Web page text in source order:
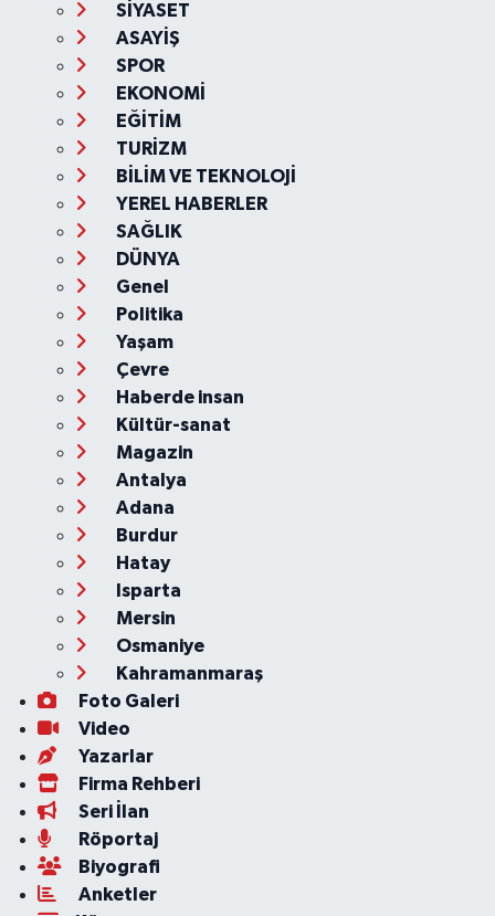
SİYASET
ASAYİŞ
SPOR
EKONOMİ
EĞİTİM
TURİZM
BİLİM VE TEKNOLOJİ
YEREL HABERLER
SAĞLIK
DÜNYA
Genel
Politika
Yaşam
Çevre
Haberde insan
Kültür-sanat
Magazin
Antalya
Adana
Burdur
Hatay
Isparta
Mersin
Osmaniye
Kahramanmaraş
Foto Galeri
Video
Yazarlar
Firma Rehberi
Seri İlan
Röportaj
Biyografi
Anketler